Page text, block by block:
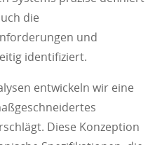
die
und
identifiziert.
entwickeln wir eine
Diese Konzeption